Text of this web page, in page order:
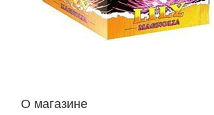
О магазине